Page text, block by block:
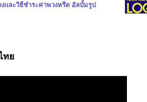
และวิธีชำระค่าพวงหรีด อัลบั้มรูป
ทย